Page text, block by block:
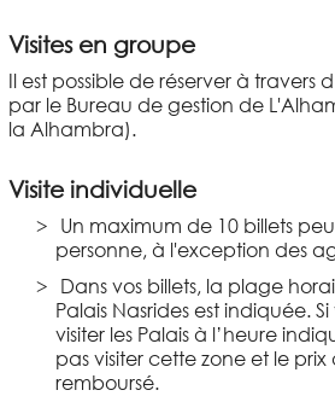
Visites en groupe
Il est possible de réserver à travers
par le Bureau de gestion de
la Alhambra).
Visite individuelle
Un maximum de 10 billets
personne, à l'exception des
Dans vos billets, la plage
Palais Nasrides est indiquée.
visiter les Palais à l’heure
pas visiter cette zone et le
remboursé.